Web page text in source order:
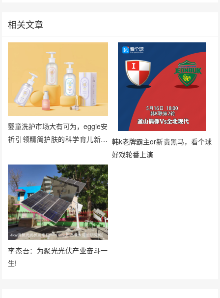
相关文章
婴童洗护市场大有可为，eggie安
祈引领精简护肤的科学育儿新风 韩k老牌霸主or新贵黑马，看个球
好戏轮番上演
李杰吾：为聚光光伏产业奋斗一
生!